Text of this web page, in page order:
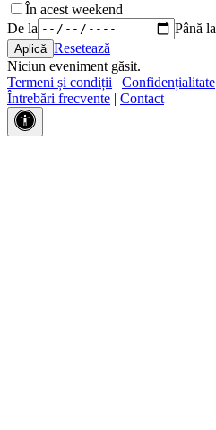
În acest weekend
De la
Până la
Resetează
Niciun eveniment găsit.
Termeni și condiții | Confidențialitate
Întrebări frecvente | Contact